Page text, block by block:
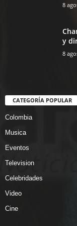
8
y
8
CATEGORÍA POPULAR
Colombia
Musica
Eventos
Television
Celebridades
Video
Cine